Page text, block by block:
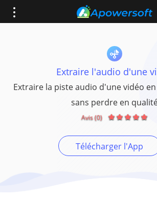
Extraire l'audio d'une
Extraire la piste audio d'une vidéo
sans perdre en
Avis (0)
Télécharger l'App